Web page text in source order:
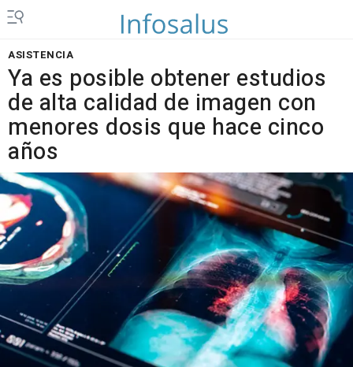
ASISTENCIA
Ya es posible obtener estudios
de alta calidad de imagen con
menores dosis que hace cinco
años